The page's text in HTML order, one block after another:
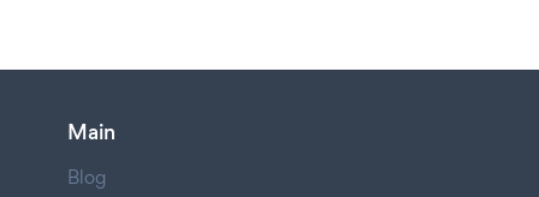
Main
Blog